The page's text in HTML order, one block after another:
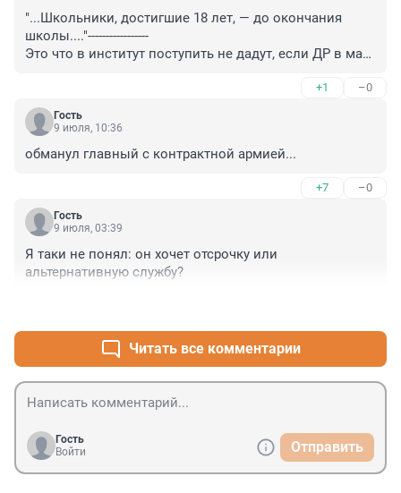
"...Школьники, достигшие 18 лет, — до окончания
школы...."-----------------
Это что в институт поступить не дадут, если ДР в мае,
+1 –0
Гость
9 июля, 10:36
обманул главный с контрактной армией...
+7 –0
Гость
9 июля, 03:39
Я таки не понял: он хочет отсрочку или
альтернативную службу?
Читать все комментарии
Гость
Войти
Отправить